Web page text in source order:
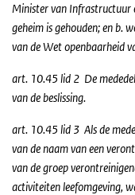
Minister van Infrastructuur
geheim is gehouden; en b.
van de Wet openbaarheid
art. 10.45 lid 2 De
van de beslissing.
art. 10.45 lid 3 Als de
van de naam van een
van de groep
activiteiten leefomgeving,